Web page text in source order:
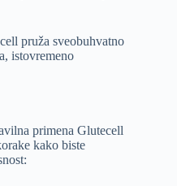
pruža sveobuhvatno
istovremeno
primena Glutecell
kako biste